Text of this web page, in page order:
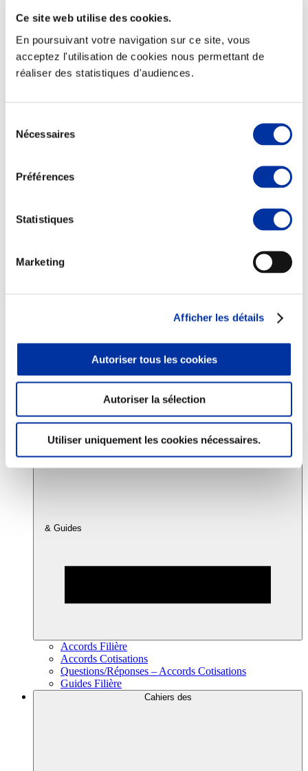
Ce site web utilise des cookies.
En poursuivant votre navigation sur ce site, vous
acceptez l'utilisation de cookies nous permettant de
réaliser des statistiques d'audiences.
Nécessaires
Préférences
Statistiques
Marketing
Afficher les détails
Autoriser tous les cookies
Autoriser la sélection
Utiliser uniquement les cookies nécessaires.
Elevage
Consommation
Sécurité sanitaire
Juste rémunération et attractivité des métiers
Info-veille scientifique
Accords
& Guides
Accords Filière
Accords Cotisations
Questions/Réponses – Accords Cotisations
Guides Filière
Cahiers des